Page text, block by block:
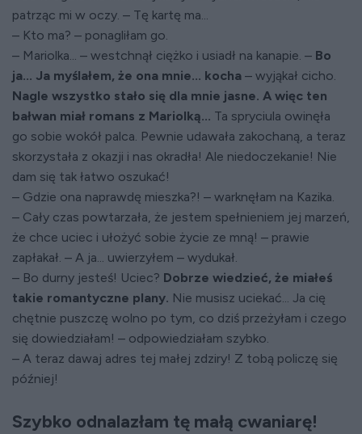
patrząc mi w oczy. – Tę kartę ma...
– Kto ma? – ponagliłam go.
– Mariolka... – westchnął ciężko i usiadł na kanapie. – Bo
ja... Ja myślałem, że ona mnie... kocha – wyjąkał cicho.
Nagle wszystko stało się dla mnie jasne. A więc ten
bałwan miał romans z Mariolką... Ta spryciula owinęła
go sobie wokół palca. Pewnie udawała zakochaną, a teraz
skorzystała z okazji i nas okradła! Ale niedoczekanie! Nie
dam się tak łatwo oszukać!
– Gdzie ona naprawdę mieszka?! – warknęłam na Kazika.
– Cały czas powtarzała, że jestem spełnieniem jej marzeń,
że chce uciec i ułożyć sobie życie ze mną! – prawie
zapłakał. – A ja... uwierzyłem – wydukał.
– Bo durny jesteś! Uciec? Dobrze wiedzieć, że miałeś
takie romantyczne plany. Nie musisz uciekać... Ja cię
chętnie puszczę wolno po tym, co dziś przeżyłam i czego
się dowiedziałam! – odpowiedziałam szybko.
– A teraz dawaj adres tej małej zdziry! Z tobą policzę się
później!
Szybko odnalazłam tę małą cwaniarę!